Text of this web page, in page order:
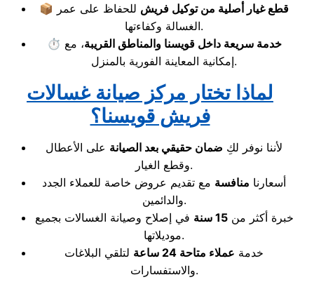
📦
قطع غيار أصلية من توكيل فريش للحفاظ على عمر
الغسالة وكفاءتها.
⏱️
خدمة سريعة داخل قويسنا والمناطق القريبة، مع
إمكانية المعاينة الفورية بالمنزل.
لماذا تختار مركز صيانة غسالات
فريش قويسنا؟
لأننا نوفر لكِ ضمان حقيقي بعد الصيانة على الأعطال
وقطع الغيار.
أسعارنا منافسة مع تقديم عروض خاصة للعملاء الجدد
والدائمين.
خبرة أكثر من15 سنة
في إصلاح وصيانة الغسالات بجميع
موديلاتها.
خدمة عملاء متاحة 24 ساعة
لتلقي البلاغات
والاستفسارات.